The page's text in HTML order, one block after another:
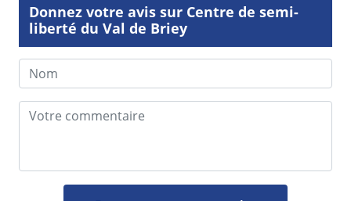
Donnez votre avis sur Centre de semi-
liberté du Val de Briey